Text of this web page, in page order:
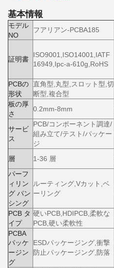
基本情報
モデル
NO
フアリアン-PCBA185
証明書
ISO9001,ISO14001,IATF
16949,Ipc-a-610g,RoHS
PCBの
形状
直角型,丸型,スロット型,切
断型,複合型
板の厚
さ
0.2mm-8mm
サービ
ス
PCB/コンポーネント調達/
組み立て/テスト/パッケー
ジ
層 1-36 層
パーフ
ィリン
グ パン
シング
ルーティング,Vカット,ベ
ーリング
PCB タ
イプ
硬いPCB,HDIPCB,柔軟な
PCB,硬い柔軟性
PCBA
パッケ
ージン
グ
ESDパッケージング,衝撃
防止パッケージング,防落